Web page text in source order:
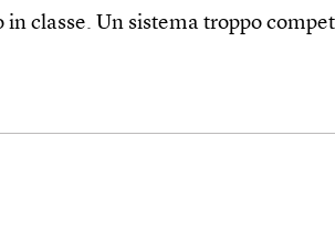
classe. Un sistema troppo